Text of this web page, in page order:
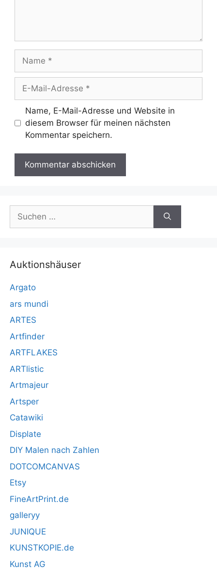
Mail-
Adresse
Name, E-Mail-Adresse und Website in
diesem Browser für meinen nächsten
Kommentar speichern.
Suchen
nach:
Auktionshäuser
Argato
ars mundi
ARTES
Artfinder
ARTFLAKES
ARTlistic
Artmajeur
Artsper
Catawiki
Displate
DIY Malen nach Zahlen
DOTCOMCANVAS
Etsy
FineArtPrint.de
galleryy
JUNIQUE
KUNSTKOPIE.de
Kunst AG